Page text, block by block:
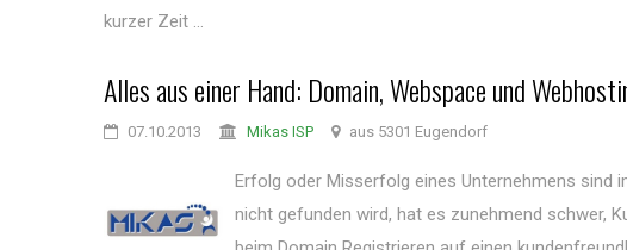
kurzer Zeit ...
Alles aus einer Hand: Domain, Webspace und
07.10.2013 Mikas ISP aus 5301 Eugendorf
Erfolg oder Misserfolg eines Unternehmens sind
nicht gefunden wird, hat es zunehmend schwer,